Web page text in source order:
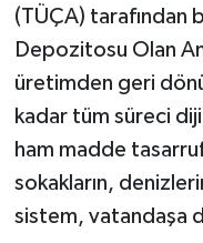
(TÜÇA) tarafından
Depozitosu Olan
üretimden geri
kadar tüm süreci
ham madde
sokakların,
sistem, vatandaşa